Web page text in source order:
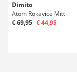
Dimito
Atom Rokavice Mitt
€ 69,95 € 44,95